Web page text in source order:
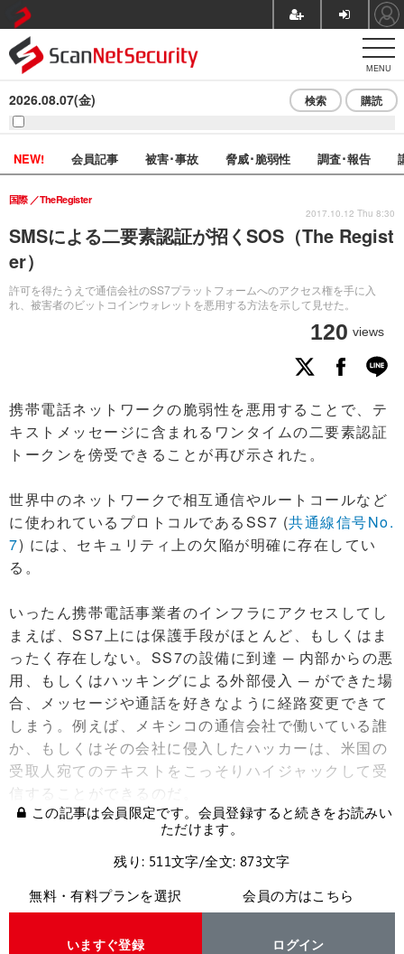
MENU
2026.08.07(金) 検索 購読
NEW! 会員記事 被害･事故 脅威･脆弱性 調査･報告
SMSによる二要素認証が招くSOS（The Regist
er）
許可を得たうえで通信会社のSS7プラットフォームへのアクセス権を手に入
れ、被害者のビットコインウォレットを悪用する方法を示して見せた。
国際 TheRegister
120 views
2017.10.12 Thu 8:30
携帯電話ネットワークの脆弱性を悪用することで、テ
キストメッセージに含まれるワンタイムの二要素認証
トークンを傍受できることが再び示された。
世界中のネットワークで相互通信やルートコールなど
に使われているプロトコルであるSS7 (共通線信号No.
7) には、セキュリティ上の欠陥が明確に存在してい
る。
いったん携帯電話事業者のインフラにアクセスしてし
まえば、SS7上には保護手段がほとんど、もしくはま
ったく存在しない。SS7の設備に到達 ─ 内部からの悪
用、もしくはハッキングによる外部侵入 ─ ができた場
合、メッセージや通話を好きなように経路変更できて
しまう。例えば、メキシコの通信会社で働いている誰
か、もしくはその会社に侵入したハッカーは、米国の
受取人宛てのテキストをこっそりハイジャックして受
信することができるのだ。
この記事は会員限定です。会員登録すると続きをお読みい
ただけます。
残り: 511文字/全文: 873文字
無料・有料プランを選択
いますぐ登録
会員の方はこちら
ログイン